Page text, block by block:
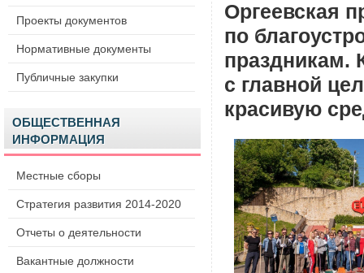
Проекты документов
Нормативные документы
Публичные закупки
ОБЩЕСТВЕННАЯ
ИНФОРМАЦИЯ
Местные сборы
Стратегия развития 2014-2020
Отчеты о деятельности
Вакантные должности
Оргеевская
по
праздникам.
с главной
красивую